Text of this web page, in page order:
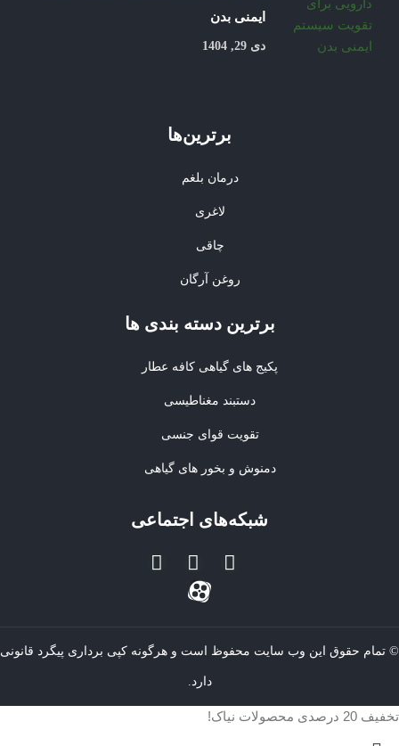
ایمنی بدن
دی 29, 1404
برترین‌ها
درمان بلغم
لاغری
چاقی
روغن آرگان
برترین‌ دسته بندی ها
پکیج های گیاهی کافه عطار
دستبند مغناطیسی
تقویت قوای جنسی
دمنوش و بخور های گیاهی
شبکه‌های اجتماعی
© تمام حقوق این وب سایت محفوظ است و هرگونه کپی برداری پیگرد قانونی
دارد.
تخفیف 20 درصدی محصولات نیاک!